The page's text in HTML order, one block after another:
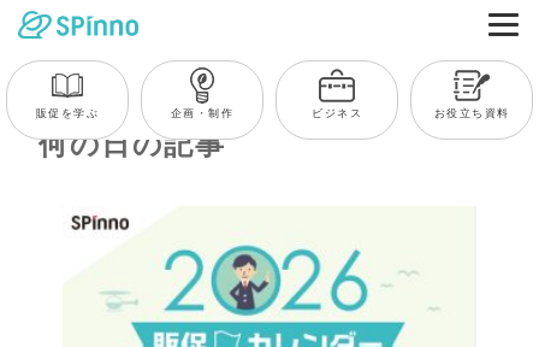
販促を学ぶ 企画・制作 ビジネス お役立ち資料
何の日の記事